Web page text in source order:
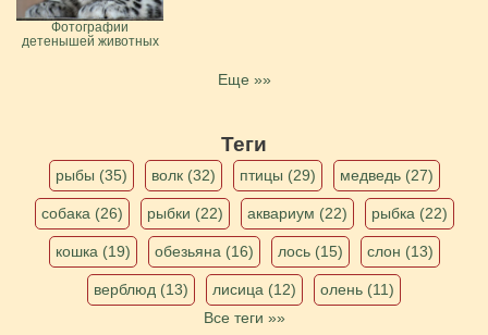
Фотографии
детенышей животных
Еще »»
Теги
рыбы (35) волк (32) птицы (29) медведь (27)
собака (26) рыбки (22) аквариум (22) рыбка (22)
кошка (19) обезьяна (16) лось (15) слон (13)
верблюд (13) лисица (12)
олень (11)
Все теги »»